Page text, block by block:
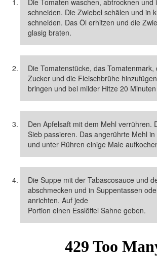
Die Tomaten waschen, abtrocknen und
schneiden. Die Zwiebel schälen und in
schneiden. Das Öl erhitzen und die
glasig braten.
Die Tomatenstücke, das
Zucker und die Fleischbrühe
bringen und bei milder Hitze 20
Den Apfelsaft mit dem Mehl verrühren.
Sieb passieren. Das angerührte Mehl
und unter Rühren einige Male
Die Suppe mit der Tabascosauce und
abschmecken und in Suppentassen
anrichten. Auf jede
Portion einen Esslöffel Sahne geben.